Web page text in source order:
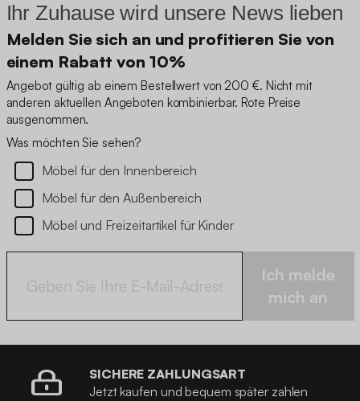
Ihr Zuhause wird unsere News lieben
Melden Sie sich an und profitieren Sie von
einem Rabatt von 10%
Angebot gültig ab einem Bestellwert von 200 €. Nicht mit
anderen aktuellen Angeboten kombinierbar. Rote Preise
ausgenommen.
Was möchten Sie sehen?
Möbel für den Innenbereich
Möbel für den Außenbereich
Möbel und Freizeitartikel für Kinder
Ich melde
mich an
SICHERE ZAHLUNGSART
Jetzt kaufen und bequem später zahlen